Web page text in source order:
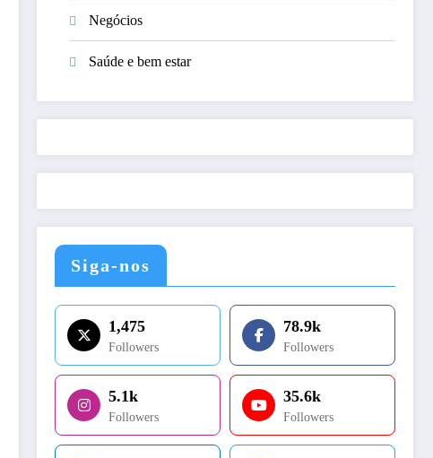
Negócios
Saúde e bem estar
Siga-nos
1,475
Followers
78.9k
Followers
5.1k
Followers
35.6k
Followers